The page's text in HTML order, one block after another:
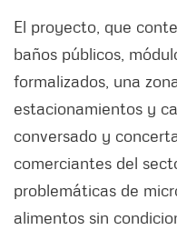
El proyecto, que
baños públicos,
formalizados, una
estacionamientos y
conversado y
comerciantes del
problemáticas de
alimentos sin